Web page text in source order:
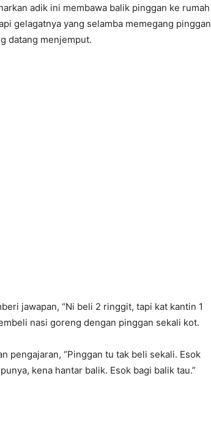
adik ini membawa balik pinggan ke rumah
gelagatnya yang selamba memegang pinggan
datang menjemput.
jawapan, “Ni beli 2 ringgit, tapi kat kantin 1
nasi goreng dengan pinggan sekali kot.
pengajaran, “Pinggan tu tak beli sekali. Esok
kena hantar balik. Esok bagi balik tau.”